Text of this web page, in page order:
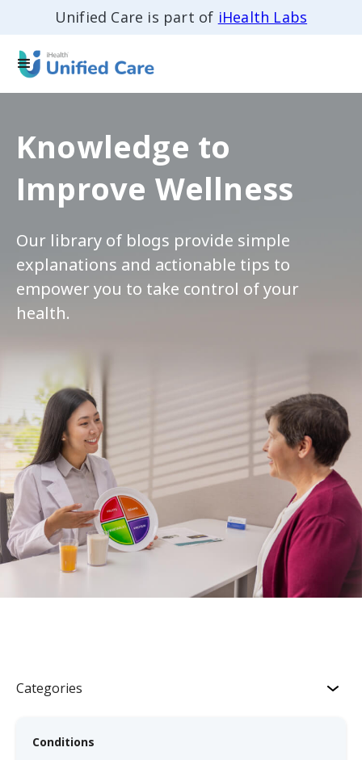
Unified Care is part of iHealth Labs
Knowledge to
Improve Wellness
Our library of blogs provide simple
explanations and actionable tips to
empower you to take control of your
health.
Categories
Conditions